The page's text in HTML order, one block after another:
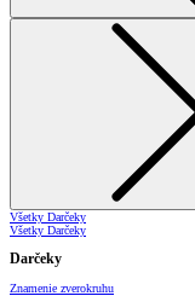
Všetky Darčeky
Všetky Darčeky
Darčeky
Znamenie zverokruhu